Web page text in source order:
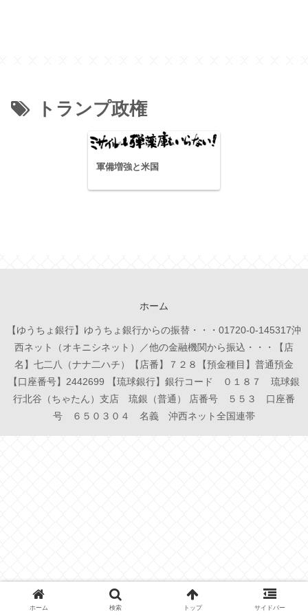
トランプ政権
軍備増強と米国
ホーム
【ゆうちょ銀行】ゆうちょ銀行からの振替・・・01720-0-145317沖
西ネット（オキニシネット）／他の金融機関から振込・・・【店
名】七二八（ナナ二ハチ）【店番】７２８【預金種目】普通預金
【口座番号】2442699 【琉球銀行】銀行コード ０１８７ 琉球銀
行北谷（ちゃたん）支店 琉銀（普通） 店番号 ５５３ 口座番
号 ６５０３０４ 名義 沖西ネット全国連帯
ホーム 検索 トップ サイドバー